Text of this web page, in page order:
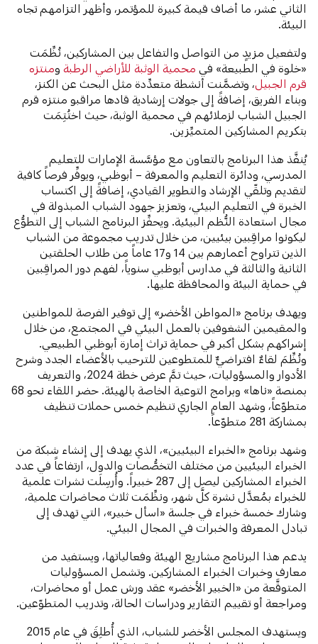
الثاني عشر، ما أضاف قيمة كبيرة للمؤتمر، وأظهر التزامهم تجاه
البيئة.
ولتفعيل مزيدٍ من التواصل والتفاعل بين المشاركين، نُظِّمَت
«خلوة في الطبيعة» في محمية الوثبة للأراضي الرطبةومنتزه
قرم الجبيل ، وتضمَّنت أنشطة متعدِّدة مثل البحث عن الكنز،
وبناء الفريق، إضافةً إلى جولات إرشادية قادها مراقبو منتزه قرم
الجبيل الشباب لزملائهم في محمية الوثبة، حيث اختُتِمَت
بتكريم المشاركين المتميِّزين.
يُنفَّذ هذا البرنامج بالتعاون مع مؤسَّسة الإمارات للتعليم
المدرسي، ودائرة التعليم والمعرفة – أبوظبي، ويوفِّر فرصاً كافية
لتقديم وتلقّي الإرشاد والتطوير القيادي، إضافةً إلى اكتساب
الخبرة في التعليم البيئي، وتعزيز جهود الشباب المبذولة في
مجال استعادة النُّظم البيئية. ويحفِّز البرنامج الشباب إلى التطوُّع
ليكونوا مراقِبين بيئيين، من خلال تدريب مجموعة من الشباب
الذين تتراوح أعمارهم بين 14 و17 عاماً من طلاب الحلقتين
الثانية والثالثة في مدارس أبوظبي سنوياً، لفهم دور المراقِبين
في حماية البيئة والمحافظة عليها.
ويهدف برنامج «المواطن الأخضر» إلى توفير الفرصة للمواطنين
والمقيمين الشغوفين بالعمل البيئي في المجتمع، من خلال
إشراكهم بشكل أكبر في حماية تراث إمارة أبوظبي الطبيعي.
ونُظِّمَ لقاءٌ افتراضيٌّ للمتطوعين للترحيب بالأعضاء الجدد وشرح
الأدوار والمسؤوليات، حيث تمَّ عرض خطة 2024، والتعريف
بمنصة «ناها» وبرامج التوعية الخاصة بالهيئة. حضر اللقاء نحو 68
متطوّعاً، وشهد العام الجاري تنظيم خمس حملات تنظيف
بمشاركة 281 متطوّعاً.
وشهد برنامج «الخبراء البيئيين»، الذي يهدف إلى إنشاء شبكة من
الخبراء البيئيين من مختلف التخصُّصات والدول، ارتفاعاً في عدد
الخبراء المشاركين ليصل إلى 287 خبيراً. وأُرسِلَت نشرات علمية
للخبراء بمُعدَّل نشرة كلَّ شهر، ونظِّمَت ثلاث محاضرات علمية،
وشارك خمسة خبراء في جلسة «اسأل خبير»، التي تهدف إلى
تبادل المعرفة والخبرات في المجال البيئي.
يدعم هذا البرنامج مشاريع الهيئة وفعالياتها، ويستفيد من
معارف وخبرات الخبراء المشاركين. وتشمل المسؤوليات
المتوقَّعة من «الخبير الأخضر» عقد ورش عمل أو محاضرات،
ومراجعة أو تقييم التقارير ودراسات الحالة، وتدريب المتطوّعين.
ويستهدف المجلس الأخضر للشباب، الذي أُطلِقَ في عام 2015